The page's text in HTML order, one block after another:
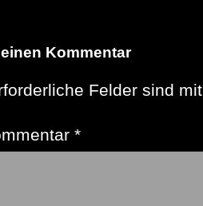
Kommentar
Felder sind mit
*